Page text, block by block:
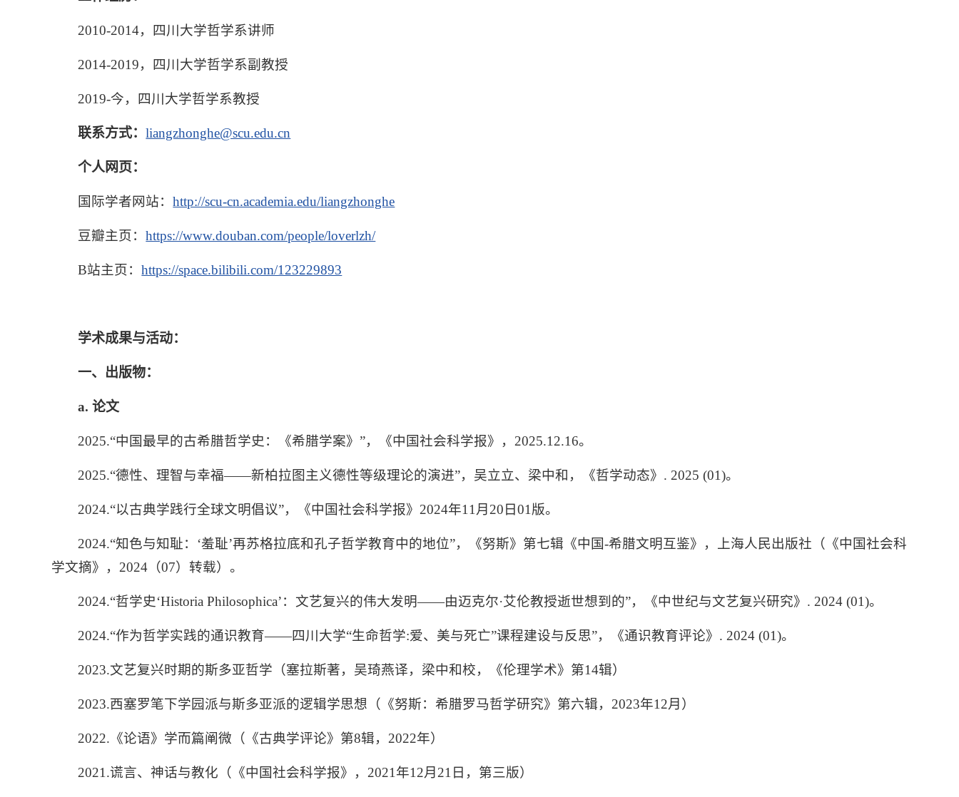
2010-2014，四川大学哲学系讲师
2014-2019，四川大学哲学系副教授
2019-今，四川大学哲学系教授
联系方式：liangzhonghe@scu.edu.cn
个人网页：
国际学者网站：http://scu-cn.academia.edu/liangzhonghe
豆瓣主页：https://www.douban.com/people/loverlzh/
B站主页：https://space.bilibili.com/123229893
学术成果与活动：
一、出版物：
a.论文
2025.“中国最早的古希腊哲学史：《希腊学案》”，《中国社会科学报》，2025.12.16。
2025.“德性、理智与幸福——新柏拉图主义德性等级理论的演进”，吴立立、梁中和，《哲学动态》. 2025 (01)。
2024.“以古典学践行全球文明倡议”，《中国社会科学报》2024年11月20日01版。
2024.“知色与知耻：‘羞耻’再苏格拉底和孔子哲学教育中的地位”，《努斯》第七辑《中国-希腊文明互鉴》，上海人民出版社（《中国社会科
学文摘》，2024（07）转载）。
2024.“哲学史‘Historia Philosophica’：文艺复兴的伟大发明——由迈克尔·艾伦教授逝世想到的”，《中世纪与文艺复兴研究》. 2024 (01)。
2024.“作为哲学实践的通识教育——四川大学“生命哲学:爱、美与死亡”课程建设与反思”，《通识教育评论》. 2024 (01)。
2023.文艺复兴时期的斯多亚哲学（塞拉斯著，吴琦燕译，梁中和校，《伦理学术》第14辑）
2023.西塞罗笔下学园派与斯多亚派的逻辑学思想（《努斯：希腊罗马哲学研究》第六辑，2023年12月）
2022. 《论语》学而篇阐微（《古典学评论》第8辑， 2022年）
2021.谎言、神话与教化（《中国社会科学报》， 2021 年12月 21 日，第三版）